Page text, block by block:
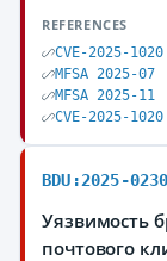
REFERENCES
CVE-2025-1020
MFSA 2025-07
MFSA 2025-11
CVE-2025-1020
BDU:2025-
Уязвимость
почтового